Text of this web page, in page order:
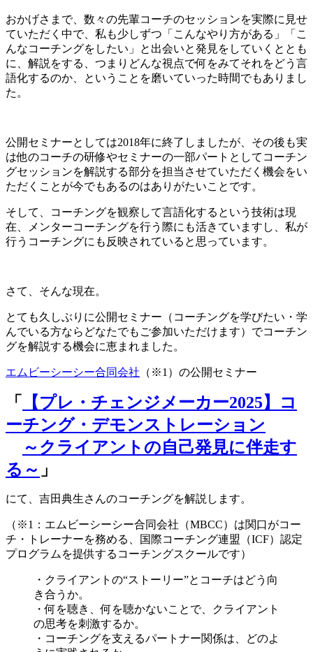
おかげさまで、数々の先輩コーチのセッションを実際に見せ
ていただく中で、私も少しずつ「こんなやり方がある」「こ
んなコーチングをしたい」と出会いと発見をしていくととも
に、解説をする、つまりどんな視点で何をみてそれをどう言
語化するのか、ということを磨いていった時間でもありまし
た。
公開セミナーとしては2018年に終了しましたが、その後も実
は他のコーチの研修やセミナーの一部パートとしてコーチン
グセッションを解説する部分を担当させていただく機会をい
ただくことが今でもあるのはありがたいことです。
そして、コーチングを観察して言語化するという技術は現
在、メンターコーチングを行う際にも活きていますし、私が
行うコーチングにも反映されていると思っています。
さて、そんな現在。
とても久しぶりに公開セミナー（コーチングを学びたい・学
んでいる方ならどなたでもご参加いただけます）でコーチン
グを解説する機会に恵まれました。
エムビーシーシー合同会社 （※1）の公開セミナー
「
【プレ・チェンジメーカー2025】コ
ーチング・デモンストレーション
～クライアントの自己発見に伴走す
る～ 」
にて、吉田典生さんのコーチングを解説します。
（※1：エムビーシーシー合同会社（MBCC）は関口がコー
チ・トレーナーを務める、国際コーチング連盟（ICF）認定
プログラムを提供するコーチングスクールです）
・クライアントの“ストーリー”とコーチはどう向
き合うか。
・何を聴き、何を聴かないことで、クライアント
の思考を刺激するか。
・コーチングを支えるパートナー関係は、どのよ